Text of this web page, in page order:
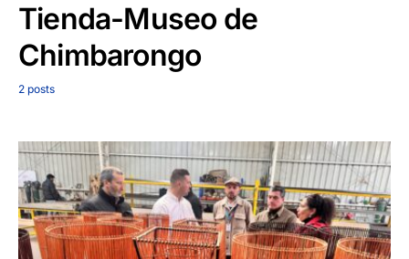
Tienda-Museo de
Chimbarongo
2 posts